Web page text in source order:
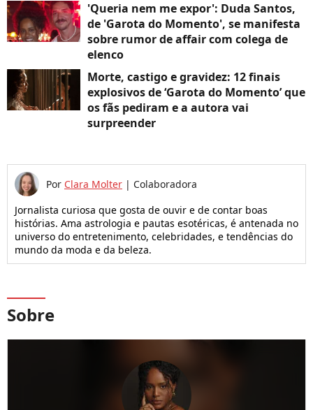
'Queria nem me expor': Duda Santos,
de 'Garota do Momento', se manifesta
sobre rumor de affair com colega de
elenco
Morte, castigo e gravidez: 12 finais
explosivos de ‘Garota do Momento’ que
os fãs pediram e a autora vai
surpreender
Por Clara Molter | Colaboradora
Jornalista curiosa que gosta de ouvir e de contar boas
histórias. Ama astrologia e pautas esotéricas, é antenada no
universo do entretenimento, celebridades, e tendências do
mundo da moda e da beleza.
Sobre